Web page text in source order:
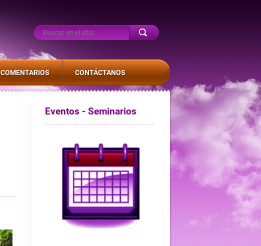
Eventos - Seminarios
COMENTARIOS CONTÁCTANOS